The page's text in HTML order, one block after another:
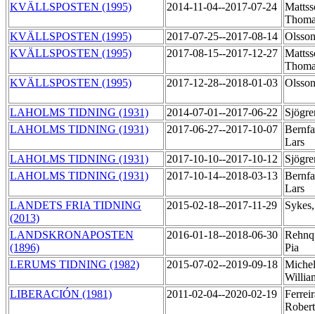
KVÄLLSPOSTEN (1995)
2014-11-04--2017-07-24
KVÄLLSPOSTEN (1995)
2017-07-25--2017-08-14
KVÄLLSPOSTEN (1995)
2017-08-15--2017-12-27
KVÄLLSPOSTEN (1995)
2017-12-28--2018-01-03
LAHOLMS TIDNING (1931) 2014-07-01--2017-06-22
LAHOLMS TIDNING (1931)
2017-06-27--2017-10-07
Lars
LAHOLMS TIDNING (1931)
2017-10-10--2017-10-12
LAHOLMS TIDNING (1931)
2017-10-14--2018-03-13
Lars
LANDETS FRIA TIDNING
(2013)
2015-02-18--2017-11-29
LANDSKRONAPOSTEN
(1896)
2016-01-18--2018-06-30
Pia
LERUMS TIDNING (1982)
2015-07-02--2019-09-18
LIBERACIÓN (1981)
2011-02-04--2020-02-19